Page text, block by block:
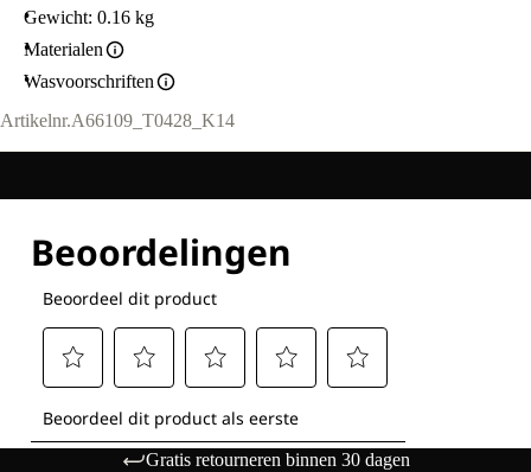
Gewicht: 0.16 kg
Materialen
Wasvoorschriften
Artikelnr.A66109_T0428_K14
Gratis retourneren binnen 30 dagen